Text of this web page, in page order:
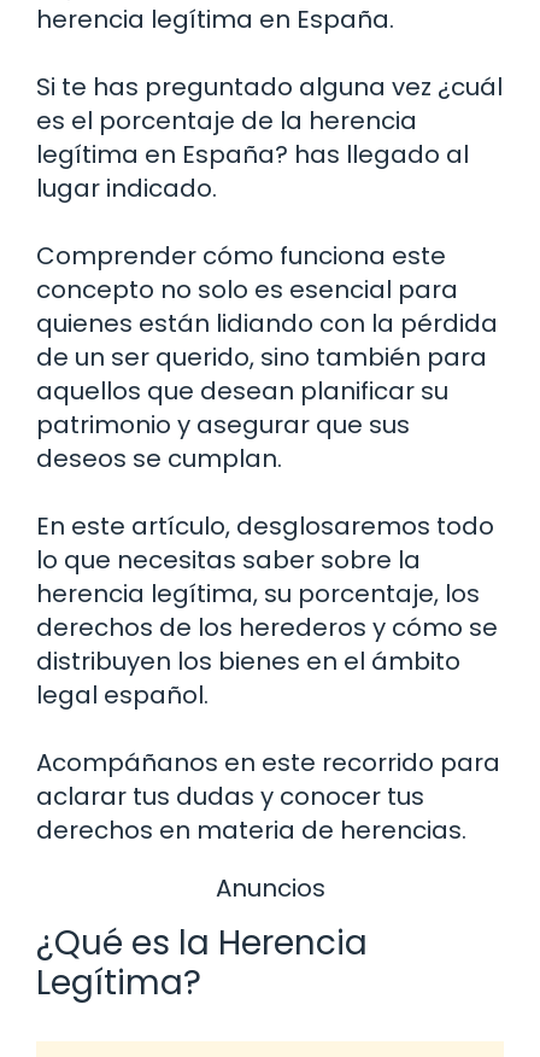
herencia legítima en España.
Si te has preguntado alguna vez ¿cuál
es el porcentaje de la herencia
legítima en España? has llegado al
lugar indicado.
Comprender cómo funciona este
concepto no solo es esencial para
quienes están lidiando con la pérdida
de un ser querido, sino también para
aquellos que desean planificar su
patrimonio y asegurar que sus
deseos se cumplan.
En este artículo, desglosaremos todo
lo que necesitas saber sobre la
herencia legítima, su porcentaje, los
derechos de los herederos y cómo se
distribuyen los bienes en el ámbito
legal español.
Acompáñanos en este recorrido para
aclarar tus dudas y conocer tus
derechos en materia de herencias.
Anuncios
¿Qué es la Herencia
Legítima?